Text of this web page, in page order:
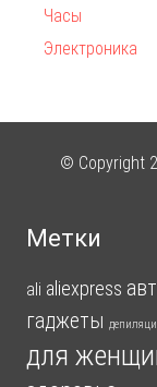
Часы
Электроника
© Copyright
Метки
ali aliexpress
гаджеты
для